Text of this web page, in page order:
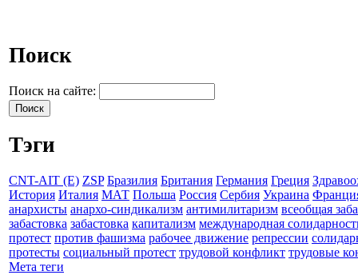
Поиск
Поиск на сайте:
Тэги
CNT-AIT (E) ZSP Бразилия Британия Германия Греция
История Италия МАТ Польша Россия Сербия Украина
анархисты анархо-синдикализм антимилитаризм всеобщая
забастовка забастовка капитализм международная
протест против фашизма рабочее движение репрессии
протесты социальный протест трудовой конфликт трудовые
Мета теги